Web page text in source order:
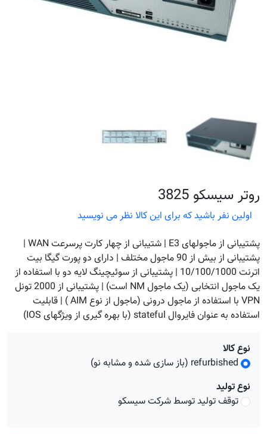
روتر سیسکو 3825
اولین نفر باشید که برای این کالا نظر می نویسید
پشتیبانی از ماجولهای E3 | شتیبانی از چهار کارت پرسرعت WAN |
پشتیبانی از بیش از 90 ماجول مختلف | دارای دو پورت گیگا بیت
اترنت 10/100/1000 | پشتیبانی از سوئیچینگ لایه دو با استفاده از
یک ماجول انتخابی (یک ماجول NM است) | پشتیبانی از 2000 تونل
VPN با استفاده از ماجول درونی (ماجول از نوع AIM ) | قابلیت
استفاده به عنوان فایروال stateful (با بهره گیری از ویژگهای IOS)
نوع کالا
refurbished (باز سازی شده و مشابه نو)
نوع تولید
توقف تولید توسط شرکت سیسکو